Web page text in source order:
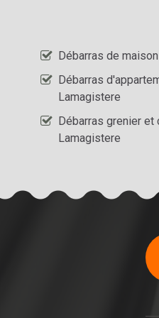
Débarras de
Débarras
Lamagistere
Débarras grenier et
Lamagistere